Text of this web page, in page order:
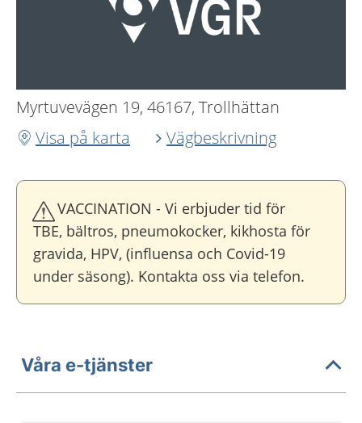
Myrtuvevägen 19, 46167, Trollhättan
Visa på karta
Vägbeskrivning
VACCINATION - Vi erbjuder tid för
TBE, bältros, pneumokocker, kikhosta för
gravida, HPV, (influensa och Covid-19
under säsong). Kontakta oss via telefon.
Våra e-tjänster